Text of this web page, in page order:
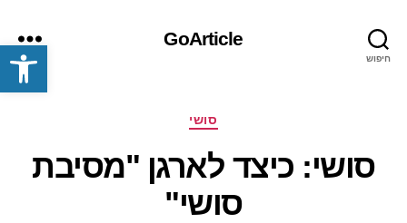
פתח סרגל נגישות חיפוש
GoArticle
תפריט
קטגוריותסושי
סושי: כיצד לארגן "מסיבת
סושי"